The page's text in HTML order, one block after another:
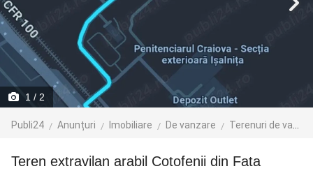
1 / 2
Publi24 Anunțuri Imobiliare De vanzare Terenuri de vanzare
Teren extravilan arabil Cotofenii din Fata